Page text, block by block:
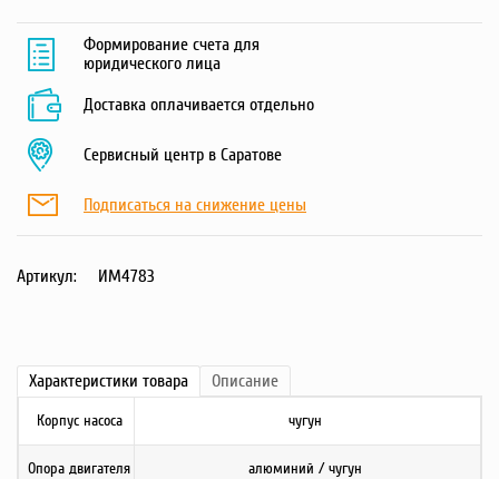
Формирование счета для
юридического лица
Доставка оплачивается отдельно
Сервисный центр в Саратове
Подписаться на снижение цены
Артикул: ИМ4783
Характеристики товара Описание
Корпус насоса чугун
Опора двигателя алюминий / чугун